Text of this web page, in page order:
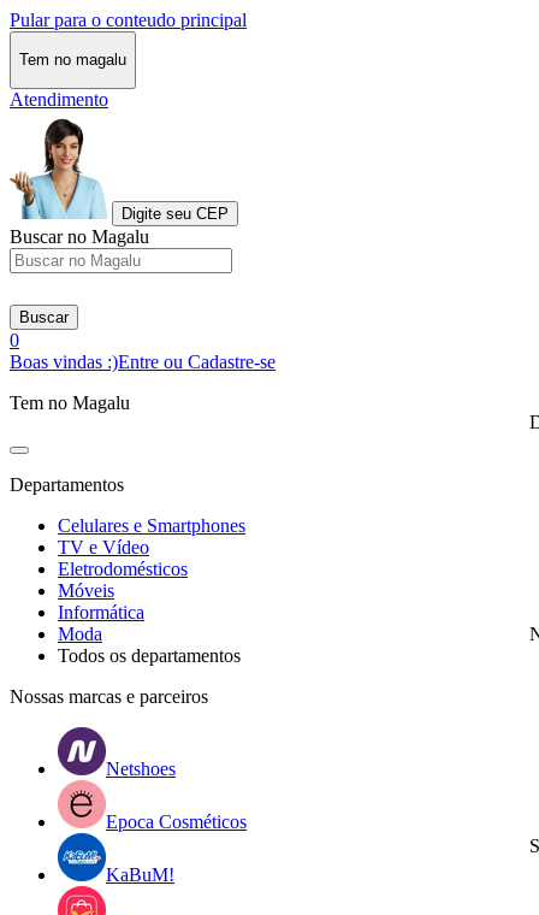
Pular para o conteudo principal
Tem no magalu
Atendimento
Digite seu CEP
Buscar no Magalu
Buscar
0
Boas vindas :)Entre ou Cadastre-se
Tem no Magalu
Departamentos
Celulares e Smartphones
TV e Vídeo
Eletrodomésticos
Móveis
Informática
Moda
Todos os departamentos
Nossas marcas e parceiros
Netshoes
Epoca Cosméticos
KaBuM!